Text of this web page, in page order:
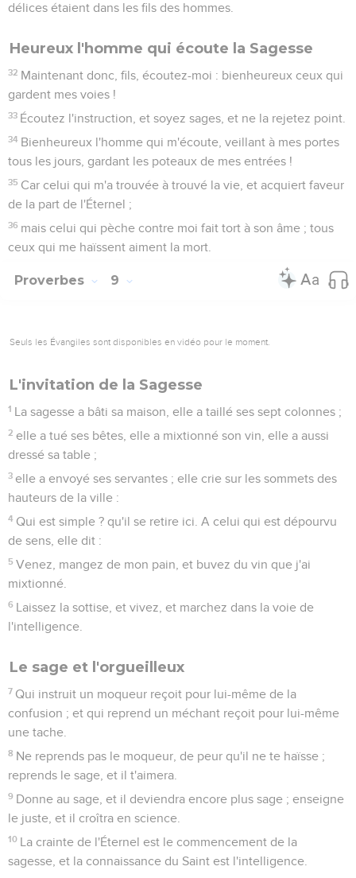
délices étaient dans les fils des hommes.
Heureux l'homme qui écoute la Sagesse
32 Maintenant donc, fils, écoutez-moi : bienheureux ceux qui
gardent mes voies !
33 Écoutez l'instruction, et soyez sages, et ne la rejetez point.
34 Bienheureux l'homme qui m'écoute, veillant à mes portes
tous les jours, gardant les poteaux de mes entrées !
35 Car celui qui m'a trouvée à trouvé la vie, et acquiert faveur
de la part de l'Éternel ;
36 mais celui qui pèche contre moi fait tort à son âme ; tous
ceux qui me haïssent aiment la mort.
Proverbes 9
Seuls les Évangiles sont disponibles en vidéo pour le moment.
L'invitation de la Sagesse
1 La sagesse a bâti sa maison, elle a taillé ses sept colonnes ;
2 elle a tué ses bêtes, elle a mixtionné son vin, elle a aussi
dressé sa table ;
3 elle a envoyé ses servantes ; elle crie sur les sommets des
hauteurs de la ville :
4 Qui est simple ? qu'il se retire ici. A celui qui est dépourvu
de sens, elle dit :
5 Venez, mangez de mon pain, et buvez du vin que j'ai
mixtionné.
6 Laissez la sottise, et vivez, et marchez dans la voie de
l'intelligence.
Le sage et l'orgueilleux
7 Qui instruit un moqueur reçoit pour lui-même de la
confusion ; et qui reprend un méchant reçoit pour lui-même
une tache.
8 Ne reprends pas le moqueur, de peur qu'il ne te haïsse ;
reprends le sage, et il t'aimera.
9 Donne au sage, et il deviendra encore plus sage ; enseigne
le juste, et il croîtra en science.
10 La crainte de l'Éternel est le commencement de la
sagesse, et la connaissance du Saint est l'intelligence.